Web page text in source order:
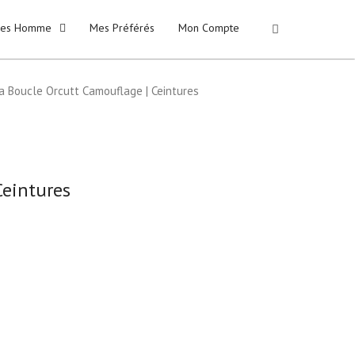
Homme Mes Préférés Mon Compte
Boucle Orcutt Camouflage | Ceintures